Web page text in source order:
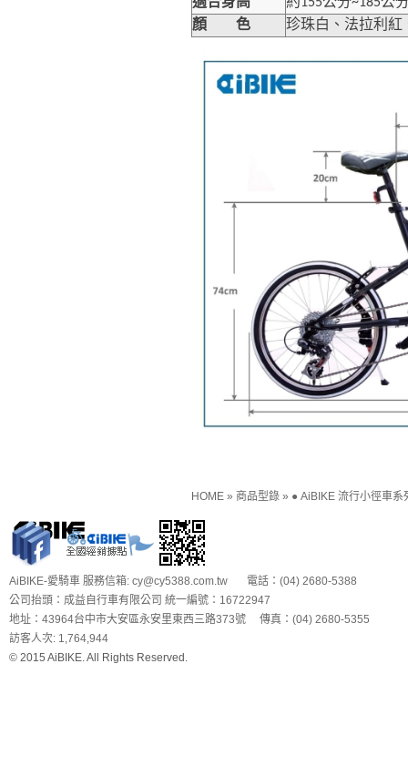
顏 色
珍珠白、法拉利
HOME » 商品型錄 » ● AiBIKE 流行小徑車系
AiBIKE-愛騎車 服務信箱: cy@cy5388.com.tw 電話：(04) 2680-5388
公司抬頭：成益自行車有限公司 統一編號：16722947
地址：43964台中市大安區永安里東西三路373號 傳真：(04) 2680-5355
訪客人次: 1,764,944
© 2015 AiBIKE. All Rights Reserved.